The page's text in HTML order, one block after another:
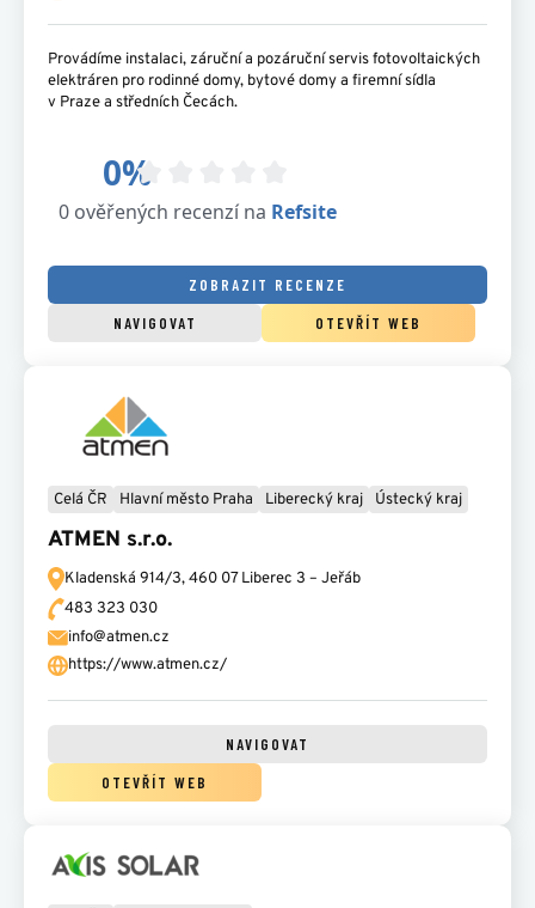
Provádíme instalaci, záruční a pozáruční servis fotovoltaických
elektráren pro rodinné domy, bytové domy a firemní sídla
v Praze a středních Čecách.
ZOBRAZIT RECENZE
NAVIGOVAT
OTEVŘÍT WEB
Celá ČR Hlavní město Praha Liberecký kraj Ústecký kraj
ATMEN s.r.o.
Kladenská 914/3,460 07 Liberec 3 – Jeřáb
483 323 030
info@atmen.cz
https://www.atmen.cz/
NAVIGOVAT
OTEVŘÍT WEB